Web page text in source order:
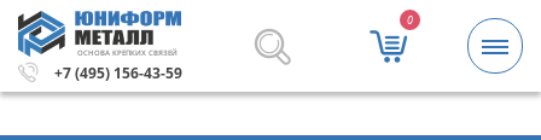
ОСНОВА КРЕПКИХ СВЯЗЕЙ
+7 (495) 156-43-59
0
Метизы и крепежные изделия оптом. Минимальная